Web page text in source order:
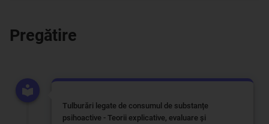
Pregătire
Tulburări legate de consumul de substanțe
psihoactive - Teorii explicative, evaluare și